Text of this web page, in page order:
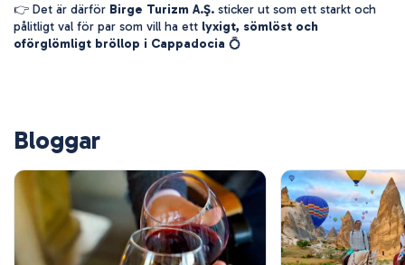
👉 Det är därför Birge Turizm A.Ş. sticker ut som ett starkt och
pålitligt val för par som vill ha ett lyxigt, sömlöst och
oförglömligt bröllop i Cappadocia 💍
Bloggar